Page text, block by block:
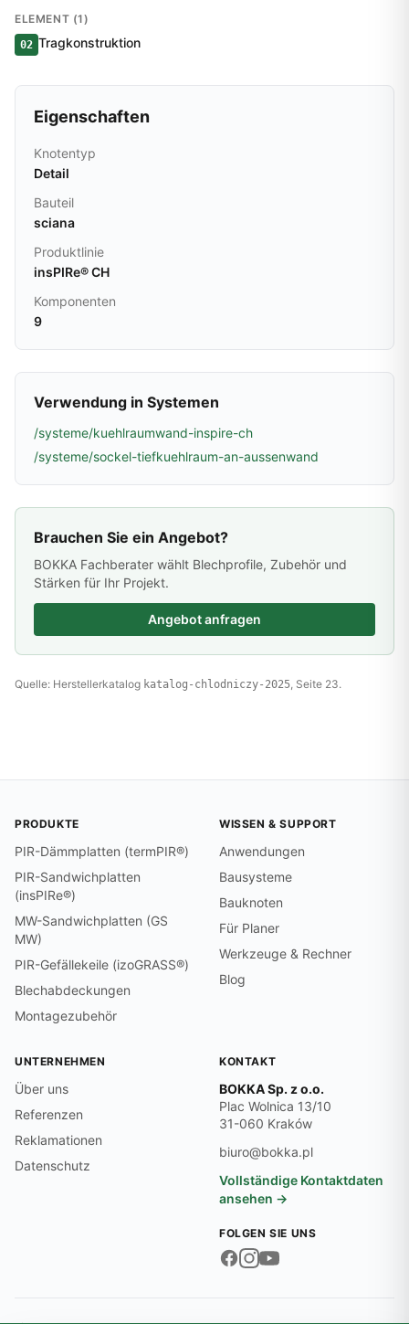
ELEMENT (1)
02 Tragkonstruktion
Eigenschaften
Knotentyp
Detail
Bauteil
sciana
Produktlinie
insPIRe® CH
Komponenten
9
Verwendung in Systemen
/systeme/kuehlraumwand-inspire-ch
/systeme/sockel-tiefkuehlraum-an-aussenwand
Brauchen Sie ein Angebot?
BOKKA Fachberater wählt Blechprofile, Zubehör und
Stärken für Ihr Projekt.
Angebot anfragen
Quelle: Herstellerkatalog katalog-chlodniczy-2025, Seite 23.
PRODUKTE
PIR-Dämmplatten (termPIR®)
PIR-Sandwichplatten
(insPIRe®)
MW-Sandwichplatten (GS
MW)
PIR-Gefällekeile (izoGRASS®)
Blechabdeckungen
Montagezubehör
WISSEN & SUPPORT
Anwendungen
Bausysteme
Bauknoten
Für Planer
Werkzeuge & Rechner
Blog
UNTERNEHMEN
Über uns
Referenzen
Reklamationen
Datenschutz
KONTAKT
BOKKA Sp. z o.o.
Plac Wolnica 13/10
31-060 Kraków
biuro@bokka.pl
Vollständige Kontaktdaten
ansehen →
FOLGEN SIE UNS